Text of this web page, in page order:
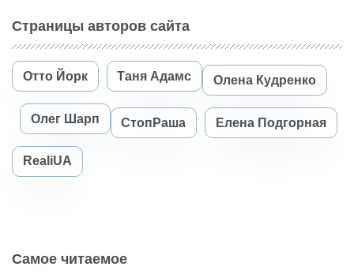
Страницы авторов сайта
Отто Йорк Таня Адамс Олена Кудренко
Олег Шарп СтопРаша Елена Подгорная
RealiUA
Самое читаемое